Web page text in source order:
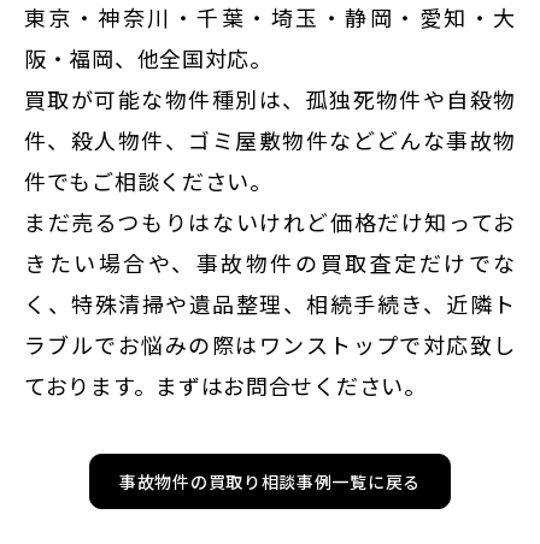
東京・神奈川・千葉・埼玉・静岡・愛知・大
阪・福岡、他全国対応。
買取が可能な物件種別は、孤独死物件や自殺物
件、殺人物件、ゴミ屋敷物件などどんな事故物
件でもご相談ください。
まだ売るつもりはないけれど価格だけ知ってお
きたい場合や、事故物件の買取査定だけでな
く、特殊清掃や遺品整理、相続手続き、近隣ト
ラブルでお悩みの際はワンストップで対応致し
ております。まずはお問合せください。
事故物件の買取り相談事例一覧に戻る